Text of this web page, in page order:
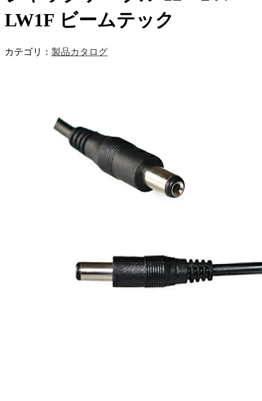
LW1F ビームテック
カテゴリ： 製品カタログ